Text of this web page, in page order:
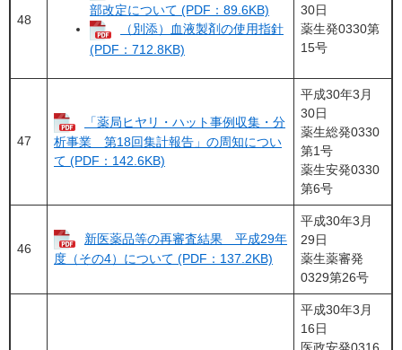
48
部改定について (PDF：89.6KB)
（別添）血液製剤の使用指針
(PDF：712.8KB)
30日
薬生発0330第
15号
47
「薬局ヒヤリ・ハット事例収集・分
析事業 第18回集計報告」の周知につい
て (PDF：142.6KB)
平成30年3月
30日
薬生総発0330
第1号
薬生安発0330
第6号
46
新医薬品等の再審査結果 平成29年
度（その4）について (PDF：137.2KB)
平成30年3月
29日
薬生薬審発
0329第26号
平成30年3月
16日